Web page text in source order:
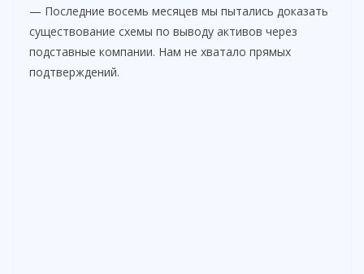
— Последние восемь месяцев мы пытались доказать
существование схемы по выводу активов через
подставные компании. Нам не хватало прямых
подтверждений.